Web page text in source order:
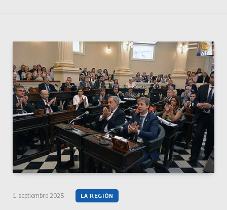
1 septiembre 2025 LA REGIÓN